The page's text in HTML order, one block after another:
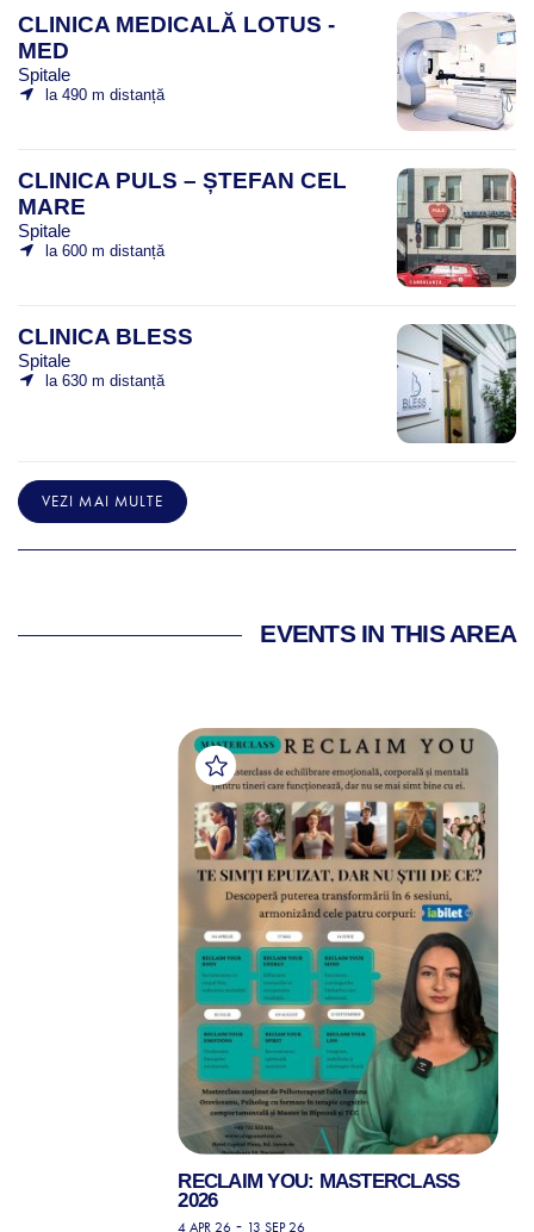
CLINICA MEDICALĂ LOTUS -
MED
Spitale
la 490 m distanță
CLINICA PULS – ȘTEFAN CEL
MARE
Spitale
la 600 m distanță
CLINICA BLESS
Spitale
la 630 m distanță
VEZI MAI MULTE
EVENTS IN THIS AREA
RECLAIM YOU: MASTERCLASS
2026
4 APR 26 - 13 SEP 26